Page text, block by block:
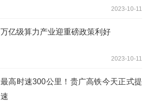
2023-10-11
万亿级算力产业迎重磅政策利好
2023-10-11
最高时速300公里！贵广高铁今天正式提
速